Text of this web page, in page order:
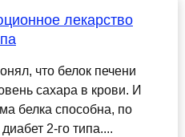
лекарство
что белок печени
сахара в крови. И
белка способна, по
2-го типа....